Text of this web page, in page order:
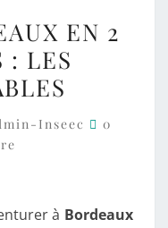
EN 2
: LES
Inseec
0
à Bordeaux